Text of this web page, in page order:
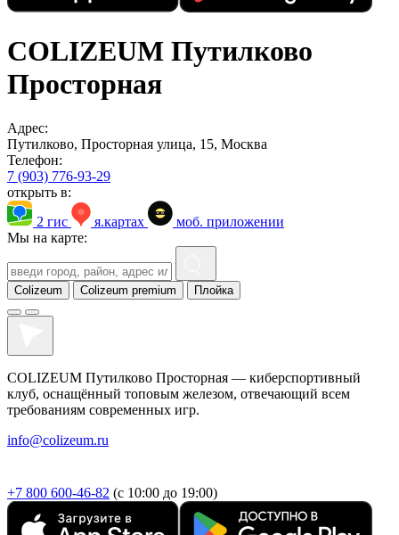
COLIZEUM Путилково
Просторная
Адрес:
Путилково, Просторная улица, 15, Москва
Телефон:
7 (903) 776-93-29
открыть в:
2 гис
я.картах
моб. приложении
Мы на карте:
Colizeum Colizeum premium Плойка
COLIZEUM Путилково Просторная — киберспортивный
клуб, оснащённый топовым железом, отвечающий всем
требованиям современных игр.
info@colizeum.ru
+7 800 600-46-82 (с 10:00 до 19:00)